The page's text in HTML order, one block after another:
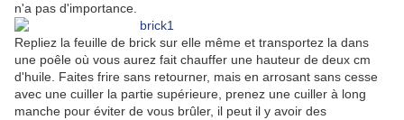
n'a pas d'importance.
Repliez la feuille de brick sur elle même et transportez la dans
une poêle où vous aurez fait chauffer une hauteur de deux cm
d'huile. Faites frire sans retourner, mais en arrosant sans cesse
avec une cuiller la partie supérieure, prenez une cuiller à long
manche pour éviter de vous brûler, il peut il y avoir des